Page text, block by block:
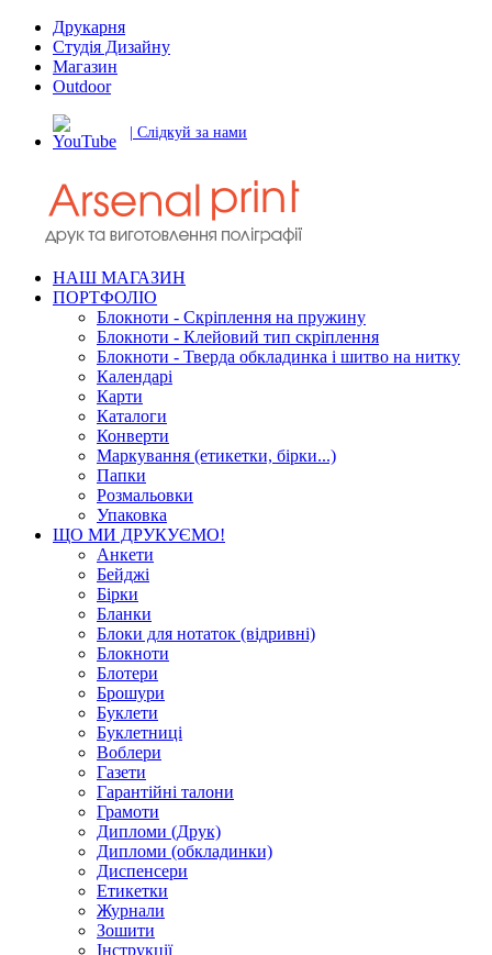
Друкарня
Студія Дизайну
Магазин
Outdoor
| Слідкуй за нами
НАШ МАГАЗИН
ПОРТФОЛІО
Блокноти - Скріплення на пружину
Блокноти - Клейовий тип скріплення
Блокноти - Тверда обкладинка і шитво на нитку
Календарі
Карти
Каталоги
Конверти
Маркування (етикетки, бірки...)
Папки
Розмальовки
Упаковка
ЩО МИ ДРУКУЄМО!
Анкети
Бейджі
Бірки
Бланки
Блоки для нотаток (відривні)
Блокноти
Блотери
Брошури
Буклети
Буклетниці
Воблери
Газети
Гарантійні талони
Грамоти
Дипломи (Друк)
Дипломи (обкладинки)
Диспенсери
Етикетки
Журнали
Зошити
Інструкції